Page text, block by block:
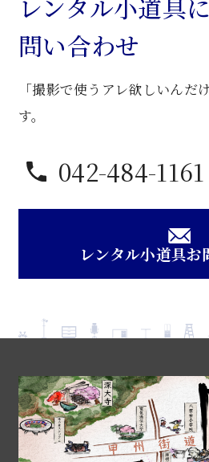
レンタル小道具
問い合わせ
「撮影で使うアレ欲しいん
す。
042-484-1161
レンタル小道具お